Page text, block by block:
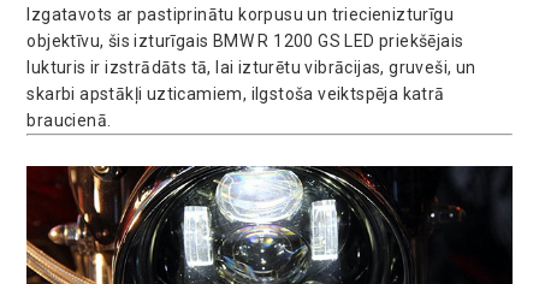
Izgatavots ar pastiprinātu korpusu un triecienizturīgu
objektīvu, šis izturīgais BMW R 1200 GS LED priekšējais
lukturis ir izstrādāts tā, lai izturētu vibrācijas, gruveši, un
skarbi apstākļi uzticamiem, ilgstoša veiktspēja katrā
braucienā.